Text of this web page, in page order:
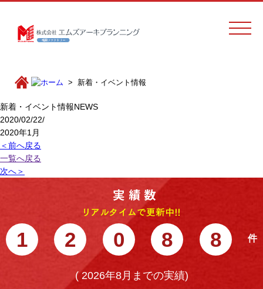
新着・イベント情報
新着・イベント情報NEWS
2020/02/22/
2020年1月
＜前へ戻る
一覧へ戻る
次へ＞
1 2 0 8 8
(2026年8月までの実績)